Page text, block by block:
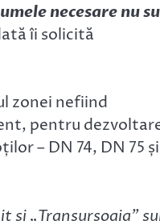
necesare nu
îi solicită
zonei nefiind
pentru
– DN 74, DN 75 și
și „Transursoaia”